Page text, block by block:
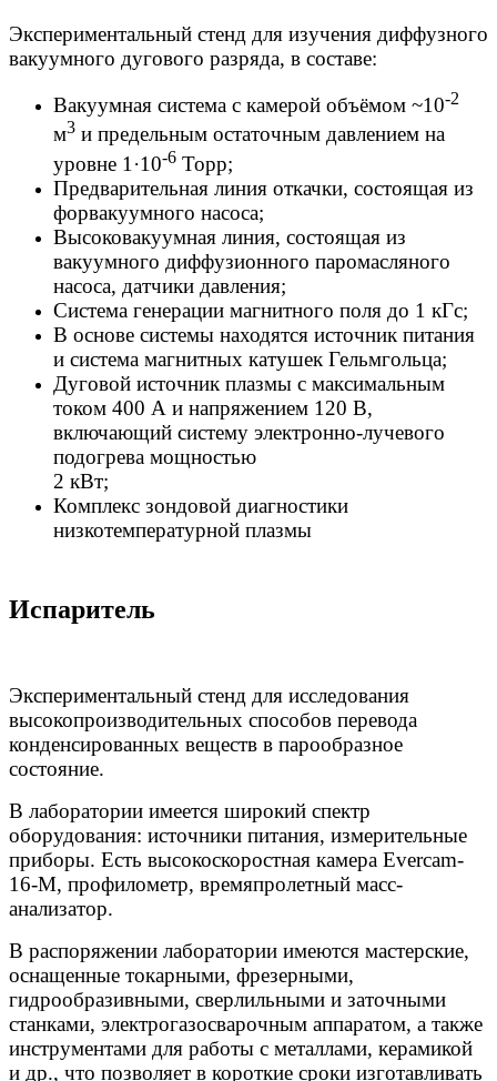
Экспериментальный стенд для изучения диффузного
вакуумного дугового разряда, в составе:
Вакуумная система с камерой объёмом ~10-2
м3 и предельным остаточным давлением на
уровне 1·10-6 Торр;
Предварительная линия откачки, состоящая из
форвакуумного насоса;
Высоковакуумная линия, состоящая из
вакуумного диффузионного паромасляного
насоса, датчики давления;
Система генерации магнитного поля до 1 кГс;
В основе системы находятся источник питания
и система магнитных катушек Гельмгольца;
Дуговой источник плазмы с максимальным
током 400 А и напряжением 120 В,
включающий систему электронно-лучевого
подогрева мощностью
2 кВт;
Комплекс зондовой диагностики
низкотемпературной плазмы
Испаритель
Экспериментальный стенд для исследования
высокопроизводительных способов перевода
конденсированных веществ в парообразное
состояние.
В лаборатории имеется широкий спектр
оборудования: источники питания, измерительные
приборы. Есть высокоскоростная камера Evercam-
16-M, профилометр, времяпролетный масс-
анализатор.
В распоряжении лаборатории имеются мастерские,
оснащенные токарными, фрезерными,
гидрообразивными, сверлильными и заточными
станками, электрогазосварочным аппаратом, а также
инструментами для работы с металлами, керамикой
и др., что позволяет в короткие сроки изготавливать